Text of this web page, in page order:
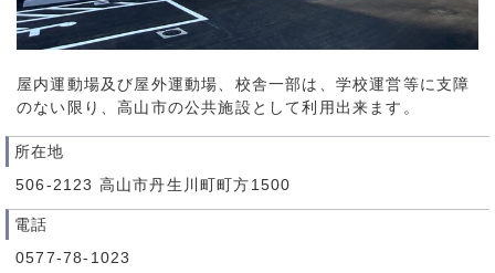
屋内運動場及び屋外運動場、校舎一部は、学校運営等に支障
のない限り、高山市の公共施設として利用出来ます。
所在地
506-2123 高山市丹生川町町方1500
電話
0577-78-1023